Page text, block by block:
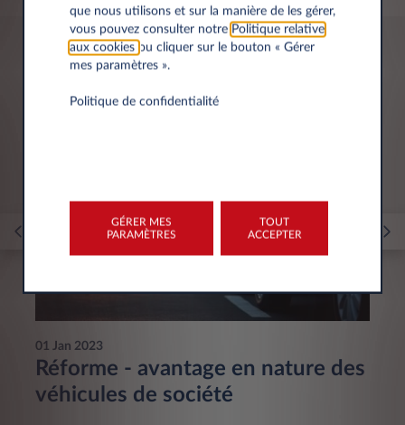
01 Jan 2023
Réforme - avantage en nature des
véhicules de société
que nous utilisons et sur la manière de les gérer,
vous pouvez consulter notre Politique relative
aux cookies ou cliquer sur le bouton « Gérer
mes paramètres ».
Politique de confidentialité
GÉRER MES
PARAMÈTRES
TOUT
ACCEPTER